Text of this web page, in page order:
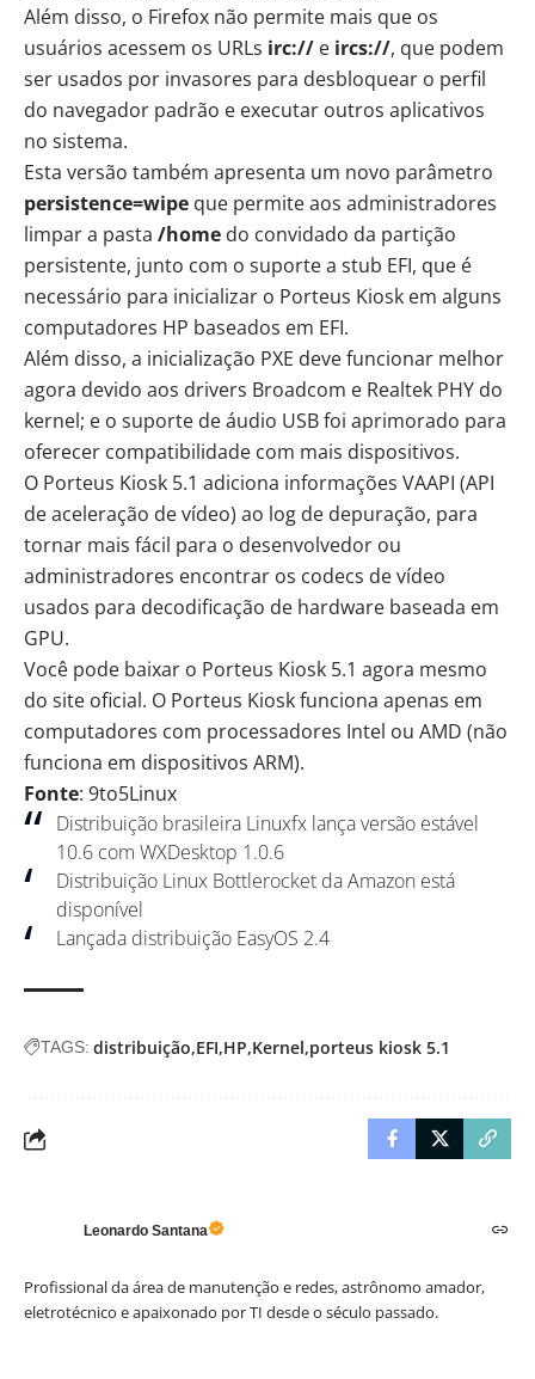
Além disso, o Firefox não permite mais que os
usuários acessem os URLs irc:// e ircs://, que podem
ser usados por invasores para desbloquear o perfil
do navegador padrão e executar outros aplicativos
no sistema.
Esta versão também apresenta um novo parâmetro
persistence=wipe que permite aos administradores
limpar a pasta /home do convidado da partição
persistente, junto com o suporte a stub EFI, que é
necessário para inicializar o Porteus Kiosk em alguns
computadores HP baseados em EFI.
Além disso, a inicialização PXE deve funcionar melhor
agora devido aos drivers Broadcom e Realtek PHY do
kernel; e o suporte de áudio USB foi aprimorado para
oferecer compatibilidade com mais dispositivos.
O Porteus Kiosk 5.1 adiciona informações VAAPI (API
de aceleração de vídeo) ao log de depuração, para
tornar mais fácil para o desenvolvedor ou
administradores encontrar os codecs de vídeo
usados para decodificação de hardware baseada em
GPU.
Você pode baixar o Porteus Kiosk 5.1 agora mesmo
do site oficial. O Porteus Kiosk funciona apenas em
computadores com processadores Intel ou AMD (não
funciona em dispositivos ARM).
Fonte: 9to5Linux
Distribuição brasileira Linuxfx lança versão estável
10.6 com WXDesktop 1.0.6
Distribuição Linux Bottlerocket da Amazon está
disponível
Lançada distribuição EasyOS 2.4
TAGS: distribuição EFI HP Kernel porteus kiosk 5.1
Leonardo Santana
Profissional da área de manutenção e redes, astrônomo amador,
eletrotécnico e apaixonado por TI desde o século passado.